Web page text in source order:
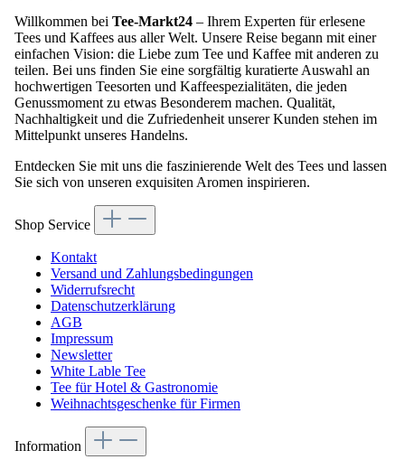
Willkommen bei Tee-Markt24 – Ihrem Experten für erlesene
Tees und Kaffees aus aller Welt. Unsere Reise begann mit einer
einfachen Vision: die Liebe zum Tee und Kaffee mit anderen zu
teilen. Bei uns finden Sie eine sorgfältig kuratierte Auswahl an
hochwertigen Teesorten und Kaffeespezialitäten, die jeden
Genussmoment zu etwas Besonderem machen. Qualität,
Nachhaltigkeit und die Zufriedenheit unserer Kunden stehen im
Mittelpunkt unseres Handelns.
Entdecken Sie mit uns die faszinierende Welt des Tees und lassen
Sie sich von unseren exquisiten Aromen inspirieren.
Shop Service
Kontakt
Versand und Zahlungsbedingungen
Widerrufsrecht
Datenschutzerklärung
AGB
Impressum
Newsletter
White Lable Tee
Tee für Hotel & Gastronomie
Weihnachtsgeschenke für Firmen
Information